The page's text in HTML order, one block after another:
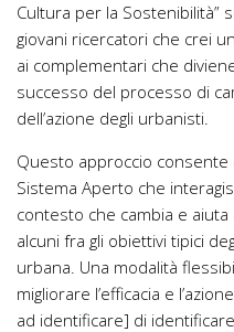
Cultura per la Sostenibilità”
giovani ricercatori che crei
ai complementari che
successo del processo di
dell’azione degli urbanisti.
Questo approccio
Sistema Aperto che
contesto che cambia e
alcuni fra gli obiettivi tipici
urbana. Una modalità
migliorare l’efficacia e
ad identificare] di